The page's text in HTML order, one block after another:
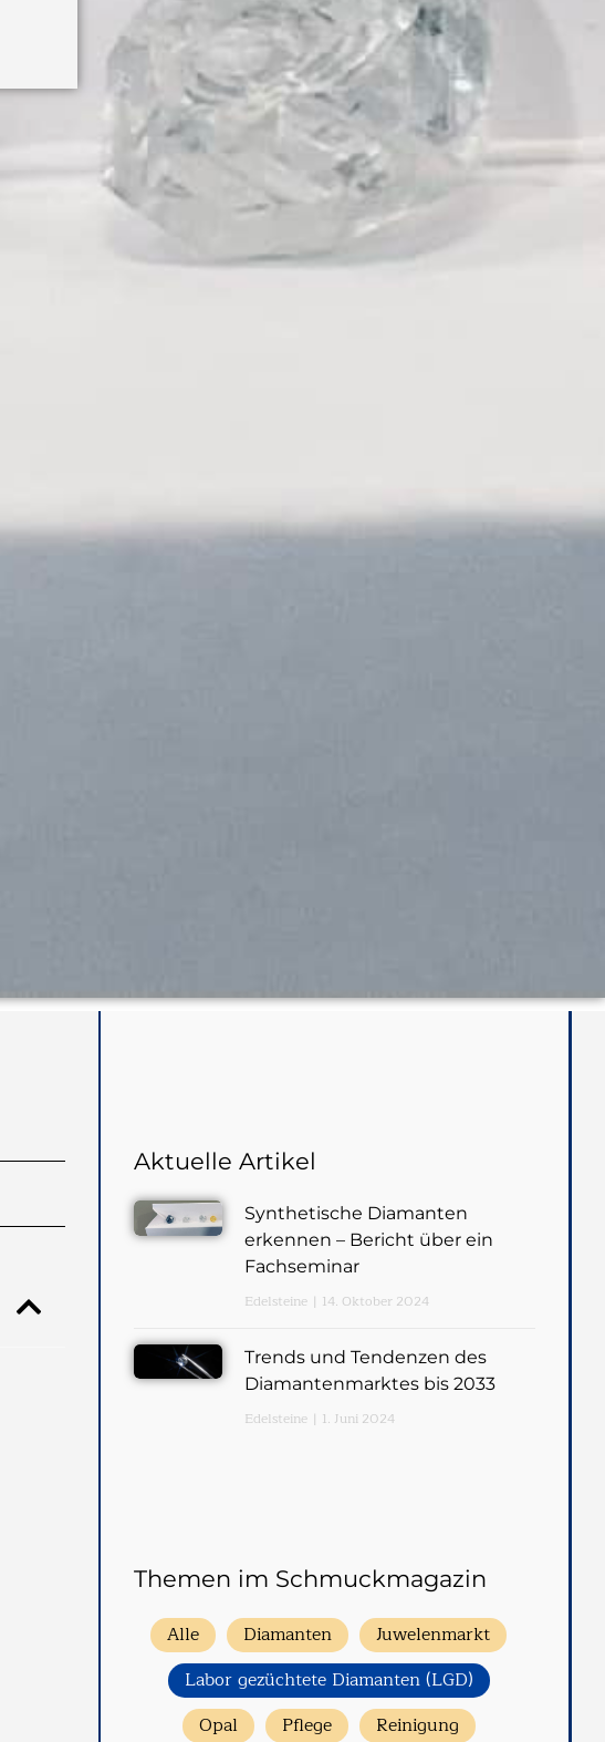
Aktuelle Artikel
Synthetische Diamanten
erkennen – Bericht über ein
Fachseminar
Edelsteine 14. Oktober 2024
Trends und Tendenzen des
Diamantenmarktes bis 2033
Edelsteine 1. Juni 2024
Themen im Schmuckmagazin
Alle Diamanten
Juwelenmarkt
Labor gezüchtete Diamanten (LGD)
Opal
Pflege Reinigung